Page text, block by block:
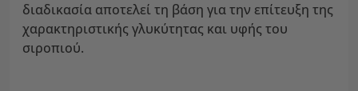
διαδικασία αποτελεί τη βάση για την επίτευξη της
χαρακτηριστικής γλυκύτητας και υφής του
σιροπιού.